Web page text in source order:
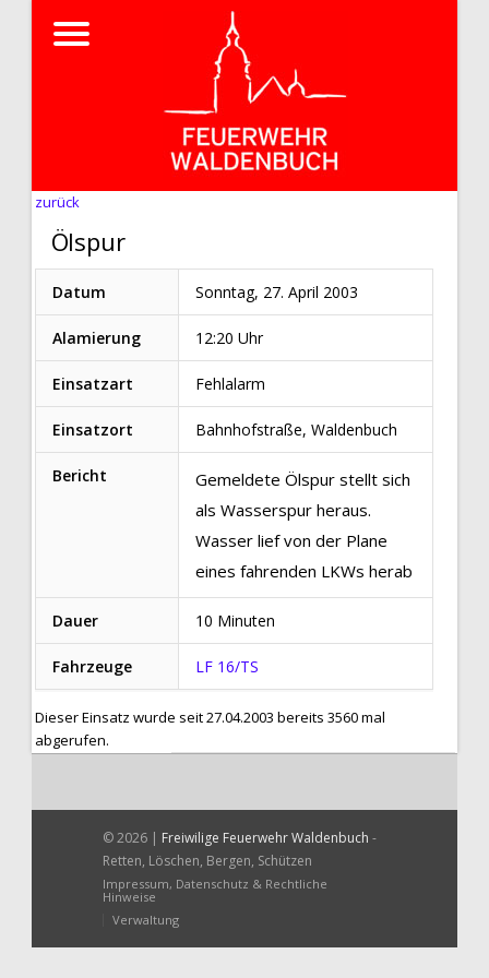
zurück
Ölspur
Datum Sonntag, 27. April 2003
Alamierung 12:20 Uhr
Einsatzart Fehlalarm
Einsatzort Bahnhofstraße, Waldenbuch
Bericht
Gemeldete Ölspur stellt sich
als Wasserspur heraus.
Wasser lief von der Plane
eines fahrenden LKWs herab
Dauer 10 Minuten
Fahrzeuge LF 16/TS
Dieser Einsatz wurde seit 27.04.2003 bereits 3560 mal
abgerufen.
© 2026 | Freiwilige Feuerwehr Waldenbuch -
Retten, Löschen, Bergen, Schützen
Impressum, Datenschutz & Rechtliche
Hinweise
Verwaltung